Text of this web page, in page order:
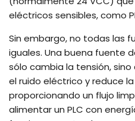
eléctricos sensibles, como
Sin embargo, no todas las
iguales. Una buena fuente
sólo cambia la tensión, sino
el ruido eléctrico y reduce
proporcionando un flujo
alimentar un PLC con